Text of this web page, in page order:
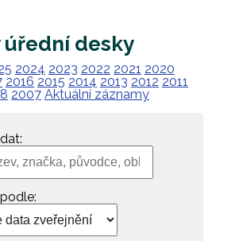
úřední desky
2024 2023 2022 2021 2020
2016 2015 2014 2013 2012 2011
2007 Aktuální záznamy